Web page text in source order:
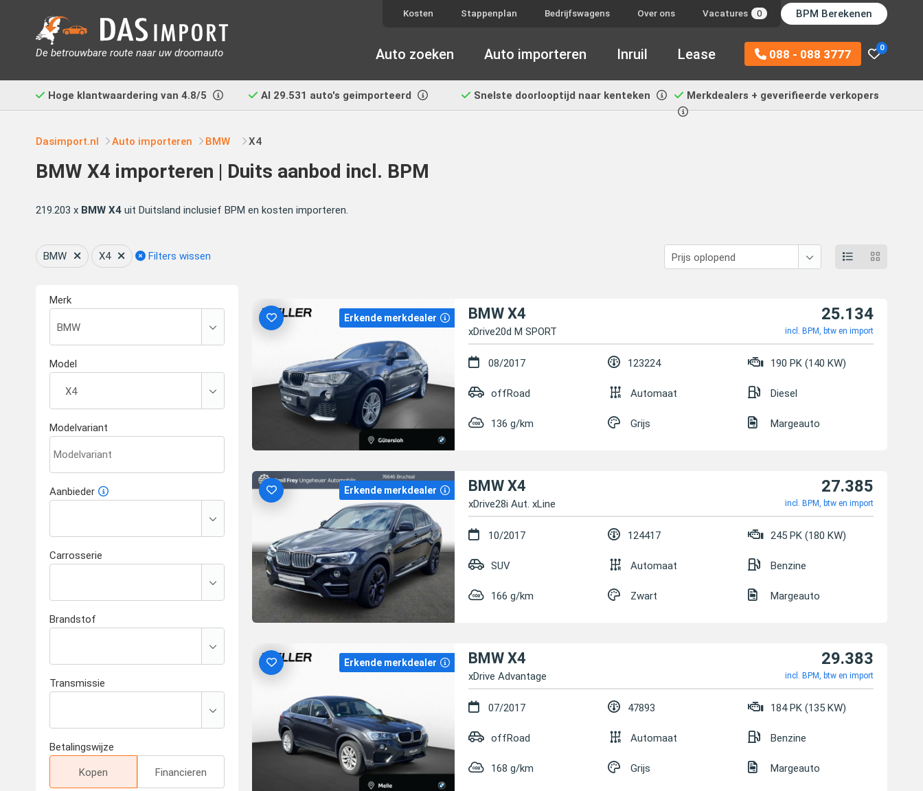
De betrouwbare route naar uw droomauto
Kosten Stappenplan Bedrijfswagens Over ons Vacatures 0 BPM Berekenen
0
088 - 088 3777
Auto zoeken Auto importeren Inruil Lease
Hoge klantwaardering van 4.8/5 Al 29.531 auto's geimporteerd Snelste doorlooptijd naar kenteken Merkdealers + geverifieerde verkopers
Dasimport.nl Auto importeren BMW X4
BMW X4 importeren | Duits aanbod incl. BPM
219.203 x BMW X4 uit Duitsland inclusief BPM en kosten importeren.
BMW X4 Filters wissen
Erkende merkdealer BMW X4
xDrive20d M SPORT
25.134
incl. BPM, btw en import
08/2017 123224 190 PK (140 KW)
offRoad Automaat Diesel
136 g/km Grijs Margeauto
Erkende merkdealer BMW X4
xDrive28i Aut. xLine
27.385
incl. BPM, btw en import
10/2017 124417 245 PK (180 KW)
SUV Automaat Benzine
166 g/km Zwart Margeauto
Erkende merkdealer BMW X4
xDrive Advantage
29.383
incl. BPM, btw en import
07/2017 47893 184 PK (135 KW)
offRoad Automaat Benzine
168 g/km Grijs Margeauto
Merk
Model
Modelvariant
Aanbieder
Carrosserie
Brandstof
Transmissie
Betalingswijze
Kopen Financieren